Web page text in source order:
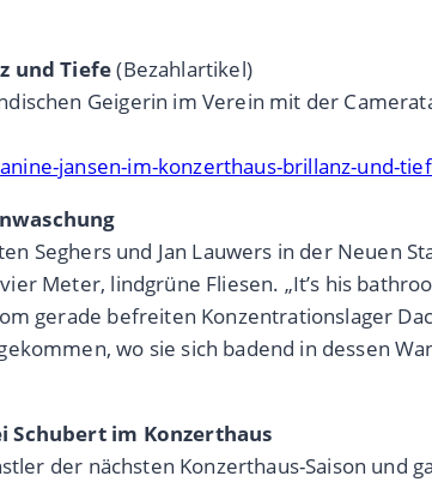
und Tiefe(Bezahlartikel)
Geigerin im Verein mit der
jansen-im-konzerthaus-brillanz-und-
Seghers und Jan Lauwers in der
Meter, lindgrüne Fliesen. „It’s his
gerade befreiten Konzentrationslager
wo sie sich badend in dessen
Schubert im Konzerthaus
der nächsten Konzerthaus-Saison und